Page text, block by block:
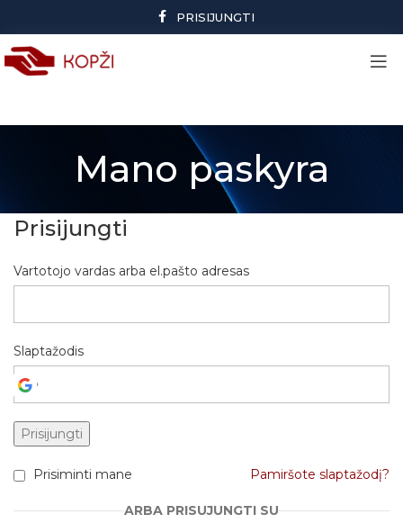
PRISIJUNGTI
Mano paskyra
Prisijungti
Vartotojo vardas arba el.pašto adresas
Slaptažodis
Prisijungti
Pamiršote slaptažodį?
Prisiminti mane
ARBA PRISUJUNGTI SU